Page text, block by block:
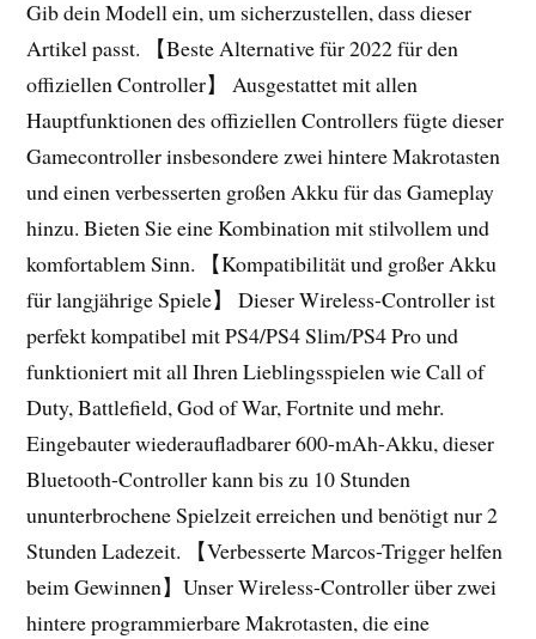
Gib dein Modell ein, um sicherzustellen, dass dieser
Artikel passt. 【Beste Alternative für 2022 für den
offiziellen Controller】 Ausgestattet mit allen
Hauptfunktionen des offiziellen Controllers fügte dieser
Gamecontroller insbesondere zwei hintere Makrotasten
und einen verbesserten großen Akku für das Gameplay
hinzu. Bieten Sie eine Kombination mit stilvollem und
komfortablem Sinn. 【Kompatibilität und großer Akku
für langjährige Spiele】 Dieser Wireless-Controller ist
perfekt kompatibel mit PS4/PS4 Slim/PS4 Pro und
funktioniert mit all Ihren Lieblingsspielen wie Call of
Duty, Battlefield, God of War, Fortnite und mehr.
Eingebauter wiederaufladbarer 600-mAh-Akku, dieser
Bluetooth-Controller kann bis zu 10 Stunden
ununterbrochene Spielzeit erreichen und benötigt nur 2
Stunden Ladezeit. 【Verbesserte Marcos-Trigger helfen
beim Gewinnen】Unser Wireless-Controller über zwei
hintere programmierbare Makrotasten, die eine